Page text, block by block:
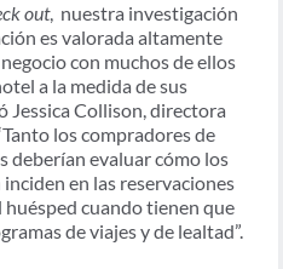
out, nuestra investigación
es valorada altamente
con muchos de ellos
a la medida de sus
Jessica Collison, directora
los compradores de
deberían evaluar cómo los
en las reservaciones
cuando tienen que
de viajes y de lealtad”.